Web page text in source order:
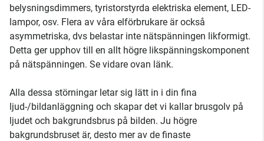
belysningsdimmers, tyristorstyrda elektriska element, LED-
lampor, osv. Flera av våra elförbrukare är också
asymmetriska, dvs belastar inte nätspänningen likformigt.
Detta ger upphov till en allt högre likspänningskomponent
på nätspänningen. Se vidare ovan länk.
Alla dessa störningar letar sig lätt in i din fina
ljud-/bildanläggning och skapar det vi kallar brusgolv på
ljudet och bakgrundsbrus på bilden. Ju högre
bakgrundsbruset är, desto mer av de finaste